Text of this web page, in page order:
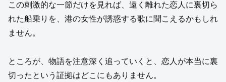
この刺激的な一節だけを見れば、遠く離れた恋人に裏切ら
れた船乗りを、港の女性が誘惑する歌に聞こえるかもしれ
ません。
ところが、物語を注意深く追っていくと、恋人が本当に裏
切ったという証拠はどこにもありません。